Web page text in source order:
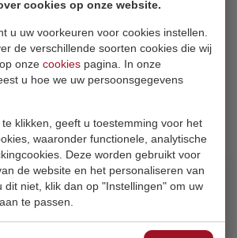
cookies op onze website.
u uw voorkeuren voor cookies instellen.
de verschillende soorten cookies die wij
onze cookies pagina. In onze
u hoe we uw persoonsgegevens
klikken, geeft u toestemming voor het
waaronder functionele, analytische
Deze worden gebruikt voor
de website en het personaliseren van
dit niet, klik dan op "Instellingen" om uw
te passen.
Meer informatie